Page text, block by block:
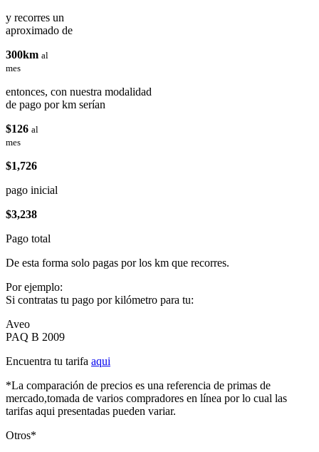
y recorres un
aproximado de
300km al
mes
entonces, con nuestra modalidad
de pago por km serían
$126 al
mes
$1,726
pago inicial
$3,238
Pago total
De esta forma solo pagas por los km que recorres.
Por ejemplo:
Si contratas tu pago por kilómetro para tu:
Aveo
PAQ B 2009
Encuentra tu tarifa aqui
*La comparación de precios es una referencia de primas de
mercado,tomada de varios compradores en línea por lo cual las
tarifas aqui presentadas pueden variar.
Otros*